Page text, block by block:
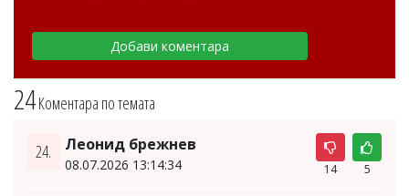
24Коментара по темата
24. Леонид брежнев
08.07.2026 13:14:34 14 5